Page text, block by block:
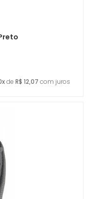
de R$ 12,07 com juros